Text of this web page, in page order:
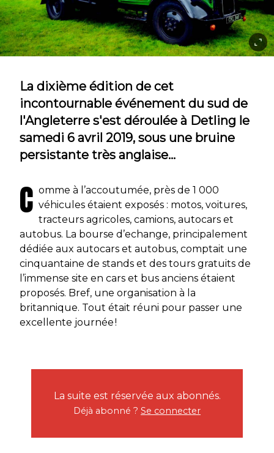
La dixième édition de cet
incontournable événement du sud de
l'Angleterre s'est déroulée à Detling le
samedi 6 avril 2019, sous une bruine
persistante très anglaise…
C omme à l’accoutumée, près de 1 000
véhicules étaient exposés : motos, voitures,
tracteurs agricoles, camions, autocars et
autobus. La bourse d’echange, principalement
dédiée aux autocars et autobus, comptait une
cinquantaine de stands et des tours gratuits de
l’immense site en cars et bus anciens étaient
proposés. Bref, une organisation à la
britannique. Tout était réuni pour passer une
excellente journée !
La suite est réservée aux abonnés.
Déjà abonné ? Se connecter